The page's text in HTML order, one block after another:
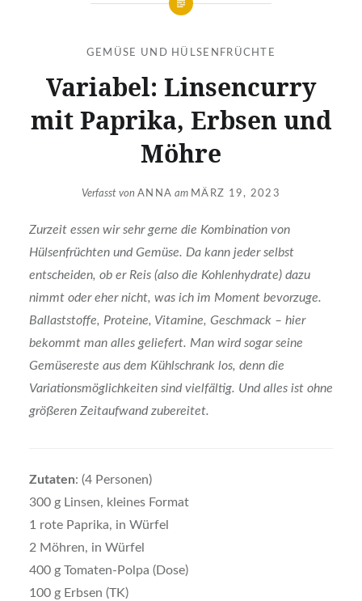
GEMÜSE UND HÜLSENFRÜCHTE
Variabel: Linsencurry
mit Paprika, Erbsen und
Möhre
Verfasst von ANNA am MÄRZ 19, 2023
Zurzeit essen wir sehr gerne die Kombination von
Hülsenfrüchten und Gemüse. Da kann jeder selbst
entscheiden, ob er Reis (also die Kohlenhydrate) dazu
nimmt oder eher nicht, was ich im Moment bevorzuge.
Ballaststoffe, Proteine, Vitamine, Geschmack – hier
bekommt man alles geliefert. Man wird sogar seine
Gemüsereste aus dem Kühlschrank los, denn die
Variationsmöglichkeiten sind vielfältig. Und alles ist ohne
größeren Zeitaufwand zubereitet.
Zutaten: (4 Personen)
300 g Linsen, kleines Format
1 rote Paprika, in Würfel
2 Möhren, in Würfel
400 g Tomaten-Polpa (Dose)
100 g Erbsen (TK)